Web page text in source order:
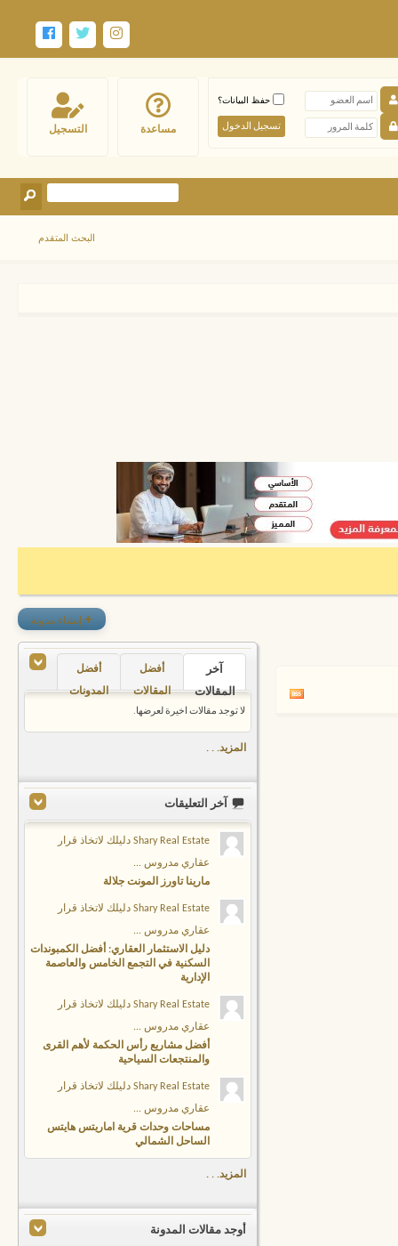
التسجيل مساعدة
حفظ البيانات؟
البحث المتقدم
+ إنشاء مدونة
آخر
المقالات
أفضل
المقالات
أفضل
المدونات
لا توجد مقالات اخيرة لعرضها.
المزيد. . .
آخر التعليقات
Shary Real Estate دليلك لاتخاذ قرار
عقاري مدروس ...
مارينا تاورز المونت جلالة
Shary Real Estate دليلك لاتخاذ قرار
عقاري مدروس ...
دليل الاستثمار العقاري: أفضل الكمبوندات
السكنية في التجمع الخامس والعاصمة
الإدارية
Shary Real Estate دليلك لاتخاذ قرار
عقاري مدروس ...
أفضل مشاريع رأس الحكمة لأهم القرى
والمنتجعات السياحية
Shary Real Estate دليلك لاتخاذ قرار
عقاري مدروس ...
مساحات وحدات قرية اماريتس هايتس
الساحل الشمالي
المزيد. . .
أوجد مقالات المدونة